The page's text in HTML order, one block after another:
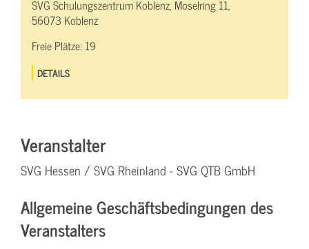
SVG Schulungszentrum Koblenz, Moselring 11,
56073 Koblenz
Freie Plätze: 19
DETAILS
Veranstalter
SVG Hessen / SVG Rheinland - SVG QTB GmbH
Allgemeine Geschäftsbedingungen des
Veranstalters